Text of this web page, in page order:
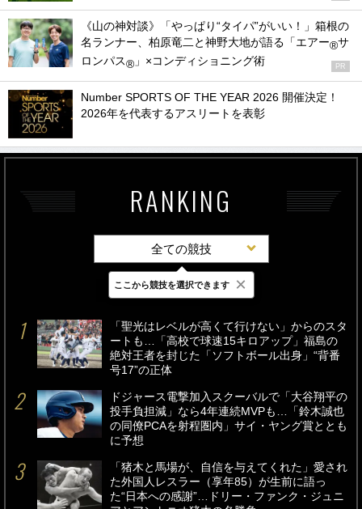
《山の神対談》「やっぱり“タイパ”がいい！」箱根の
名ランナー、柏原竜二と神野大地が語る「エアー®サ
ロンパス® 」×コンディショニング術 PR
Number SPORTS OF THE YEAR 2026 開催決定！
2026年を代表するアスリートを表彰
RANKING
全ての競技
最新 24時間 週間
「聖光はレベルが高くて行けない」からのスタ
ートも…「高校で球速15キロアップ」福島の
絶対王者を封じた「ソフトボール出身」“背番
号17”の正体
ドジャース電撃加入スクーバルで「大谷翔平の
投手負担減」なら4年連続MVPも…「鈴木誠也
の同僚PCAを射程圏内」サイ・ヤング賞ととも
に予想
「猪木と馬場が、自信を与えてくれた」愛され
た外国人レスラー（享年85）が生前に語っ
た“日本への感謝”…ドリー・ファンク・ジュニ
ここから競技を選択できます ×